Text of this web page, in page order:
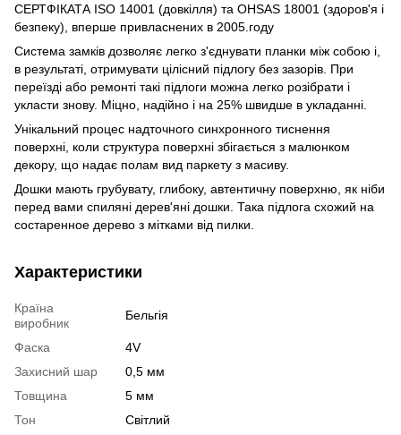
СЕРТФІКАТА ISO 14001 (довкілля) та OHSAS 18001 (здоров'я і
безпеку), вперше привласнених в 2005.году
Система замків дозволяє легко з'єднувати планки між собою і,
в результаті, отримувати цілісний підлогу без зазорів. При
переїзді або ремонті такі підлоги можна легко розібрати і
укласти знову. Міцно, надійно і на 25% швидше в укладанні.
Унікальний процес надточного синхронного тиснення
поверхні, коли структура поверхні збігається з малюнком
декору, що надає полам вид паркету з масиву.
Дошки мають грубувату, глибоку, автентичну поверхню, як ніби
перед вами спиляні дерев'яні дошки. Така підлога схожий на
состаренное дерево з мітками від пилки.
Характеристики
Країна
виробник
Бельгія
Фаска
4V
Захисний шар
0,5 мм
Товщина
5 мм
Тон
Світлий